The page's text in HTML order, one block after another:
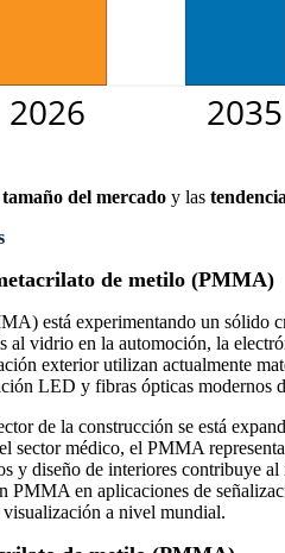
tamaño del mercado y las
de metilo (PMMA)
está experimentando un sólido
al vidrio en la automoción, la
exterior utilizan actualmente
LED y fibras ópticas modernos
de la construcción se está
sector médico, el PMMA
y diseño de interiores contribuye
PMMA en aplicaciones de
a nivel mundial.